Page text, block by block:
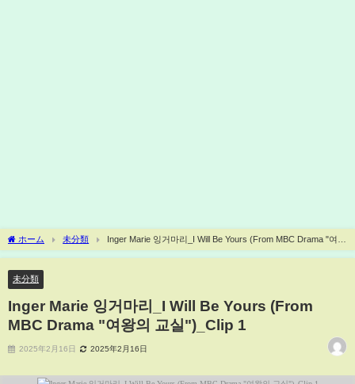
ホーム 未分類
Inger Marie 잉거마리_I Will Be Yours (From MBC Drama "여왕
의 교실")_Clip 1
未分類
Inger Marie 잉거마리_I Will Be Yours (From
MBC Drama "여왕의 교실")_Clip 1
2025年2月16日 2025年2月16日